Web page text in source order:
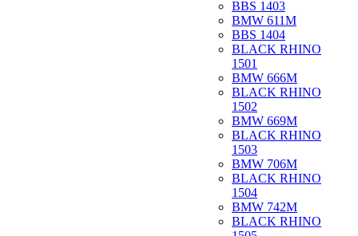
BBS 1403
BMW 611M
BBS 1404
BLACK RHINO
1501
BMW 666M
BLACK RHINO
1502
BMW 669M
BLACK RHINO
1503
BMW 706M
BLACK RHINO
1504
BMW 742M
BLACK RHINO